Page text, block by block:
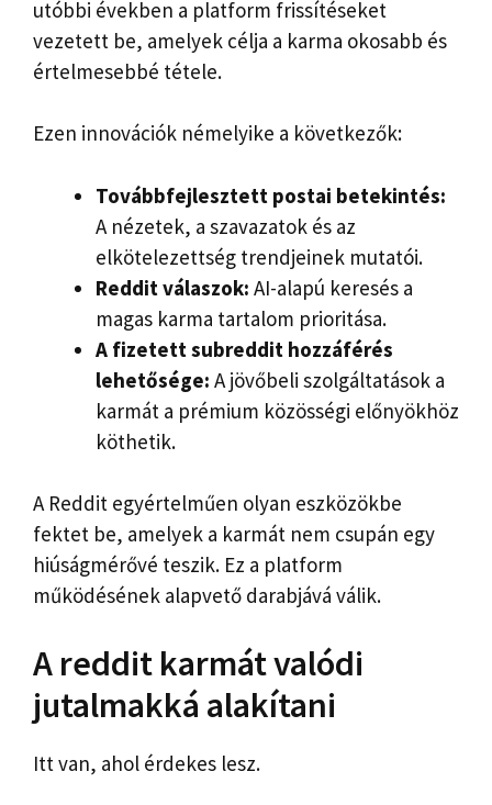
utóbbi években a platform frissítéseket
vezetett be, amelyek célja a karma okosabb és
értelmesebbé tétele.
Ezen innovációk némelyike ​​a következők:
Továbbfejlesztett postai betekintés:
A nézetek, a szavazatok és az
elkötelezettség trendjeinek mutatói.
Reddit válaszok: AI-alapú keresés a
magas karma tartalom prioritása.
A fizetett subreddit hozzáférés
lehetősége: A jövőbeli szolgáltatások a
karmát a prémium közösségi előnyökhöz
köthetik.
A Reddit egyértelműen olyan eszközökbe
fektet be, amelyek a karmát nem csupán egy
hiúságmérővé teszik. Ez a platform
működésének alapvető darabjává válik.
A reddit karmát valódi
jutalmakká alakítani
Itt van, ahol érdekes lesz.